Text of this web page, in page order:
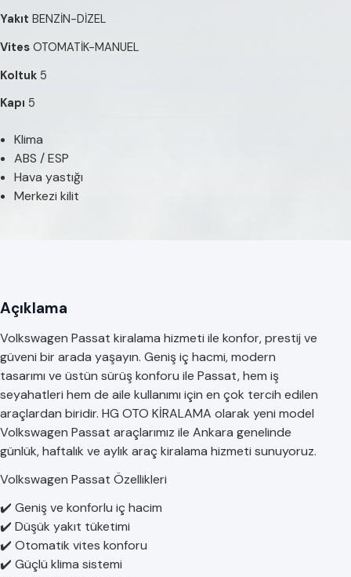
Yakıt BENZİN-DİZEL
Vites OTOMATİK-MANUEL
Koltuk 5
Kapı 5
Klima
ABS / ESP
Hava yastığı
Merkezi kilit
Açıklama
Volkswagen Passat kiralama hizmeti ile konfor, prestij ve
güveni bir arada yaşayın. Geniş iç hacmi, modern
tasarımı ve üstün sürüş konforu ile Passat, hem iş
seyahatleri hem de aile kullanımı için en çok tercih edilen
araçlardan biridir. HG OTO KİRALAMA olarak yeni model
Volkswagen Passat araçlarımız ile Ankara genelinde
günlük, haftalık ve aylık araç kiralama hizmeti sunuyoruz.
Volkswagen Passat Özellikleri
✔️ Geniş ve konforlu iç hacim
✔️ Düşük yakıt tüketimi
✔️ Otomatik vites konforu
✔️ Güçlü klima sistemi